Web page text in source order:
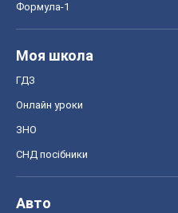
Формула-1
Моя школа
ГДЗ
Онлайн уроки
ЗНО
СНД посібники
Авто